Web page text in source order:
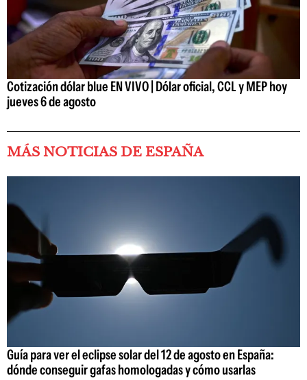
Cotización dólar blue EN VIVO | Dólar oficial, CCL y MEP hoy
jueves 6 de agosto
MÁS NOTICIAS DE ESPAÑA
Guía para ver el eclipse solar del 12 de agosto en España:
dónde conseguir gafas homologadas y cómo usarlas